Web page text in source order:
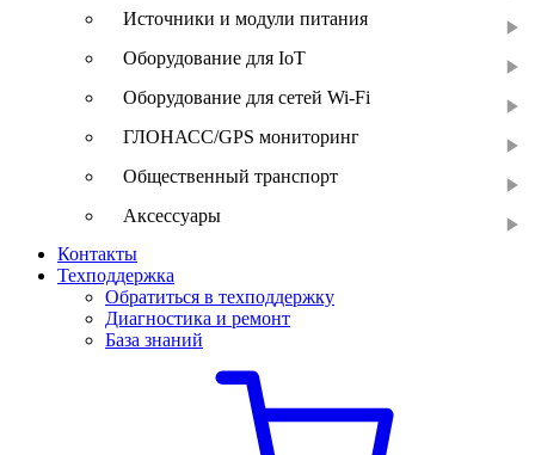
Источники и модули питания
Оборудование для IoT
Оборудование для сетей Wi-Fi
ГЛОНАСС/GPS мониторинг
Общественный транспорт
Аксессуары
Контакты
Техподдержка
Обратиться в техподдержку
Диагностика и ремонт
База знаний